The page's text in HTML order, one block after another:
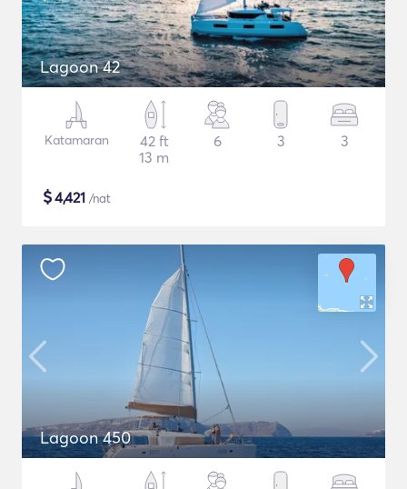
Lagoon 42
Katamaran
42 ft
13 m
6 3 3
$4,421 /nat
Lagoon 450